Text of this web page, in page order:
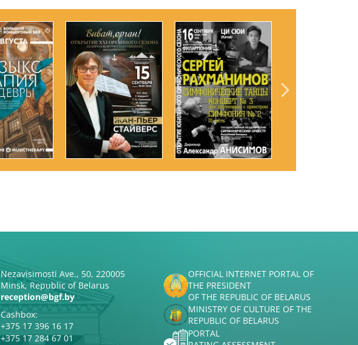
Nezavisimosti Ave., 50, 220005
Minsk, Republic of Belarus
reception@bgf.by
Cashbox:
+375 17 396 16 17
+375 17 284 67 01
OFFICIAL INTERNET PORTAL OF
THE PRESIDENT
OF THE REPUBLIC OF BELARUS
MINISTRY OF CULTURE OF THE
REPUBLIC OF BELARUS
PORTAL